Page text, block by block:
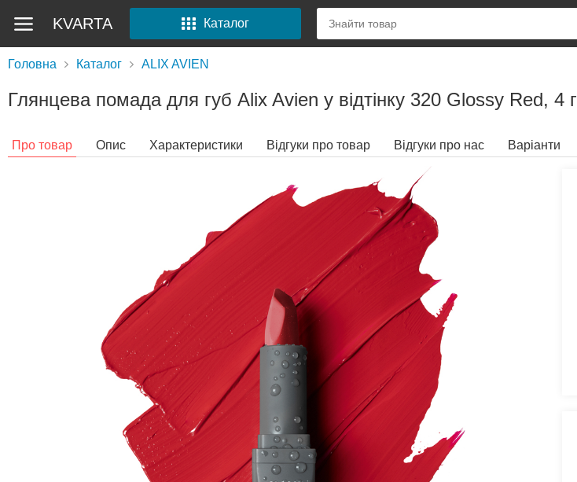
KVARTA Каталог
Головна Каталог ALIX AVIEN
Глянцева помада для губ Alix Avien у відтінку 320 Glossy Red, 4 г
Про товар Опис Характеристики Відгуки про товар Відгуки про нас Варіанти